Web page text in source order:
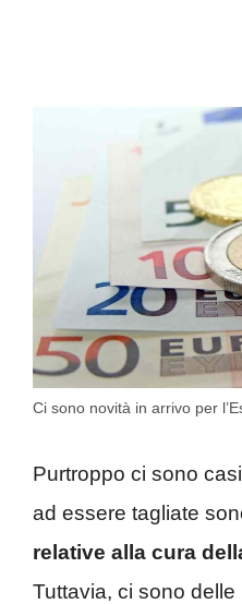
Ci sono novità in arrivo per
Purtroppo ci sono
ad essere tagliate
relative alla cura
Tuttavia, ci sono